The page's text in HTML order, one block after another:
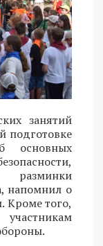
занятий
подготовке
основных
разминки
напомнил о
Кроме того,